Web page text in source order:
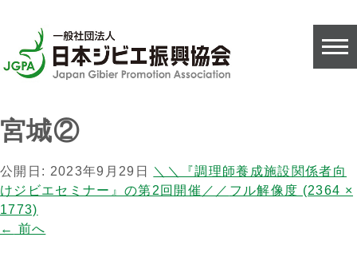
宮城②
公開日: 2023年9月29日
＼＼『調理師養成施設関係者向
けジビエセミナー』の第2回開催／／ フル解像度 (2364 ×
1773)
← 前へ